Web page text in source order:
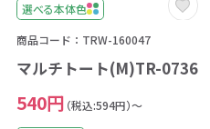
選べる本体色
商品コード：TRW-160047
マルチトート(M)TR-0736
540円 （税込:594円）～